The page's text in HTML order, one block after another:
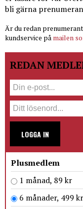
bli gärna
Är du redan
kundservice på mailen
REDAN
LOGGA IN
Plusmedlem
1 månad, 89 kr
6 månader, 499 kr